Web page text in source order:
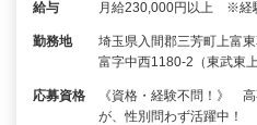
給与 月給230,000円以上 ※経
勤務地
埼玉県入間郡三芳町上富
富字中西1180-2（東武東
応募資格
《資格・経験不問！》
が、性別問わず活躍中！